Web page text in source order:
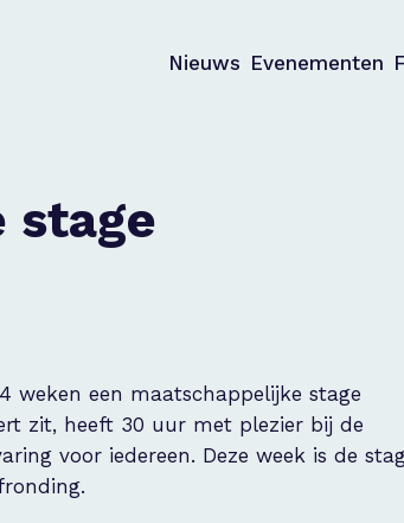
Nieuws Evenementen
stage
weken een maatschappelijke stage
zit, heeft 30 uur met plezier bij de
voor iedereen. Deze week is de